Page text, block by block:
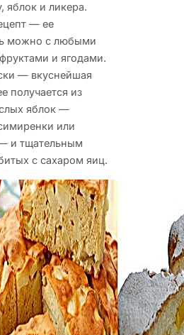
яблок и ликера.
— ее
можно с любыми
и ягодами.
— вкуснейшая
получается из
яблок —
или
и тщательным
с сахаром яиц.